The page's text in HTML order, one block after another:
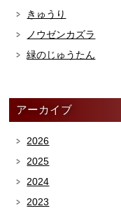
きゅうり
ノウゼンカズラ
緑のじゅうたん
アーカイブ
2026
2025
2024
2023